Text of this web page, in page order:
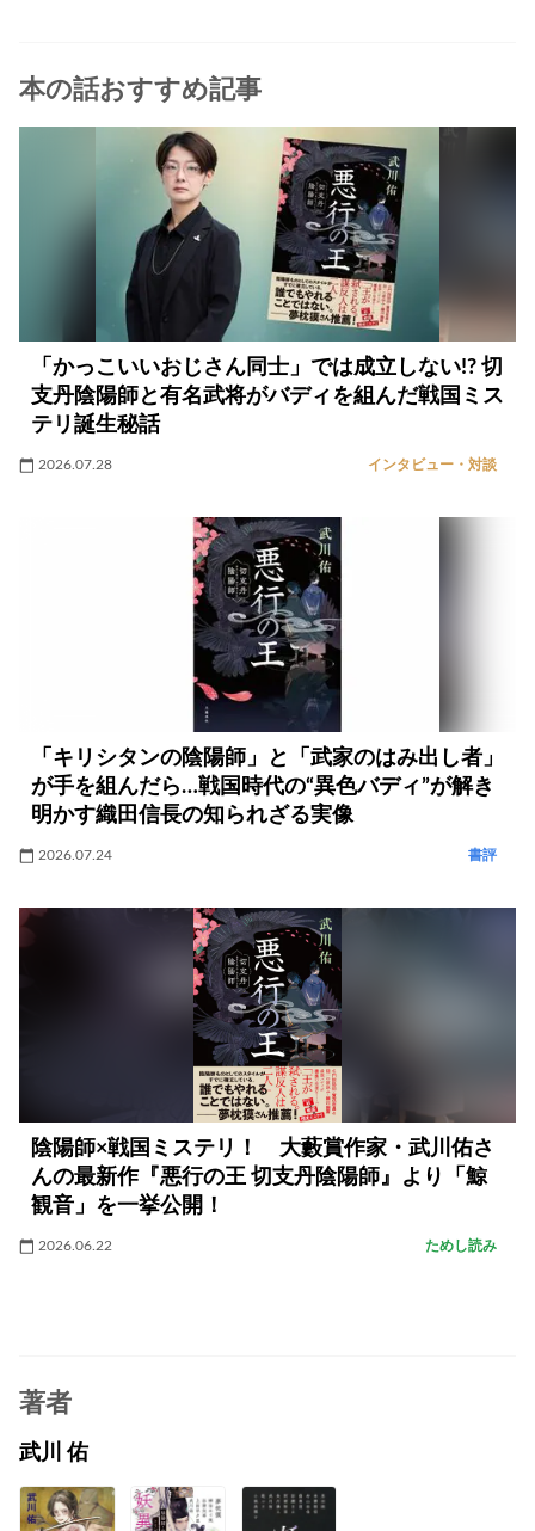
本の話おすすめ記事
「かっこいいおじさん同士」では成立しない!? 切
支丹陰陽師と有名武将がバディを組んだ戦国ミス
テリ誕生秘話
2026.07.28 インタビュー・対談
「キリシタンの陰陽師」と「武家のはみ出し者」
が手を組んだら…戦国時代の“異色バディ”が解き
明かす織田信長の知られざる実像
2026.07.24 書評
陰陽師×戦国ミステリ！ 大藪賞作家・武川佑さ
んの最新作『悪行の王 切支丹陰陽師』より「鯨
観音」を一挙公開！
2026.06.22 ためし読み
著者
武川 佑